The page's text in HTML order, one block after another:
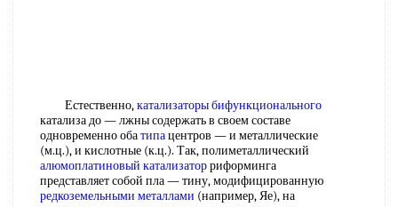
Естественно,катализаторы бифункционального
катализа до — лжны содержать в своем составе
одновременно обатипацентров — и металлические
(м.ц.), и кислотные (к.ц.). Так, полиметаллический
алюмоплатиновый катализаторриформинга
представляет собой пла — тину, модифицированную
редкоземельными металлами (например, Яе), на